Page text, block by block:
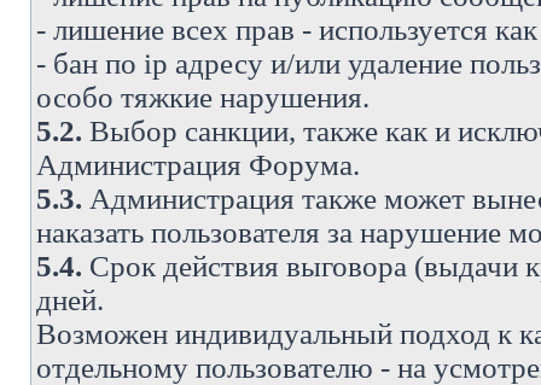
- лишение всех прав - используется
- бан по ip адресу и/или удаление
особо тяжкие нарушения.
5.2. Выбор санкции, также как и
Администрация Форума.
5.3. Администрация также может
наказать пользователя за
5.4. Срок действия выговора (выдачи
дней.
Возможен индивидуальный подход к
отдельному пользователю - на